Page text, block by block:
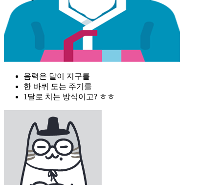
음력은 달이 지구를
한 바퀴 도는 주기를
1달로 치는 방식이고? ㅎㅎ